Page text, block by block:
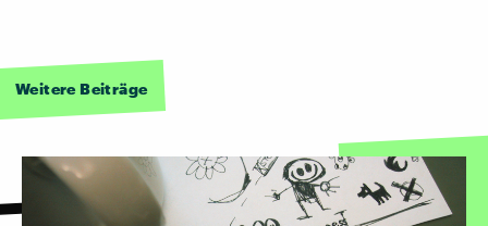
Weitere Beiträge